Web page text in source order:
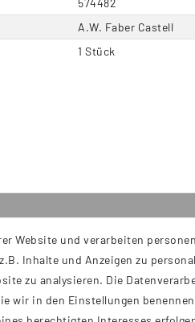
574482
A.W. Faber Castell
1 Stück
Service
Kontakt
Versand
Website und verarbeiten
Inhalte und Anzeigen zu
zu analysieren. Die
wir in den Einstellungen